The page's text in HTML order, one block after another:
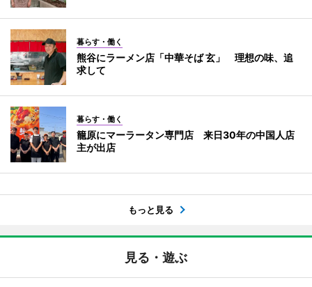
暮らす・働く
熊谷にラーメン店「中華そば 玄」 理想の味、追
求して
暮らす・働く
籠原にマーラータン専門店 来日30年の中国人店
主が出店
もっと見る
見る・遊ぶ